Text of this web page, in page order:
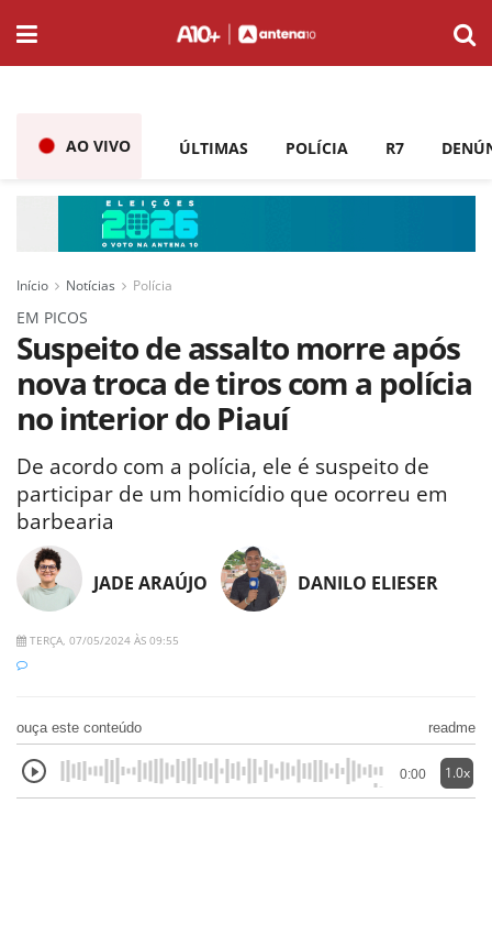
AO VIVO ÚLTIMAS POLÍCIA R7
Início Notícias Polícia
EM PICOS
Suspeito de assalto morre após
nova troca de tiros com a polícia
no interior do Piauí
De acordo com a polícia, ele é suspeito de
participar de um homicídio que ocorreu em
barbearia
JADE ARAÚJO DANILO ELIESER
TERÇA, 07/05/2024 ÀS 09:55
ouça este conteúdo readme
0:00 1.0x